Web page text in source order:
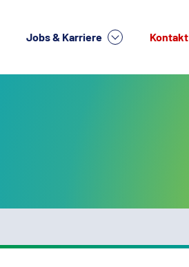
Jobs & Karriere Kontakt